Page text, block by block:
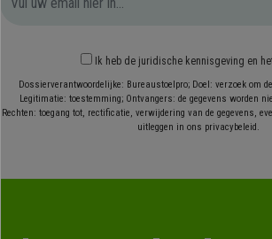
Ik heb de juridische kennisgeving en
Dossierverantwoordelijke: Bureaustoelpro; Doel: verzoek om
Legitimatie: toestemming; Ontvangers: de gegevens worden
Rechten: toegang tot, rectificatie, verwijdering van de gegevens,
uitleggen in ons privacybeleid.